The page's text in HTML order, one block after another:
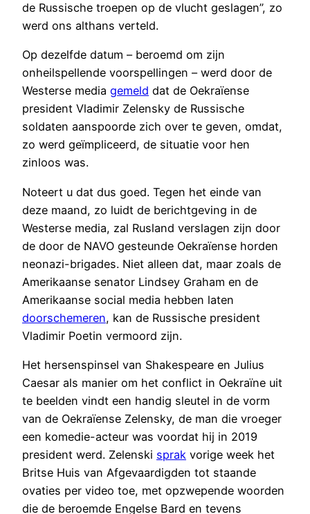
de Russische troepen op de vlucht geslagen”, zo
werd ons althans verteld.
Op dezelfde datum – beroemd om zijn
onheilspellende voorspellingen – werd door de
Westerse media gemeld dat de Oekraïense
president Vladimir Zelensky de Russische
soldaten aanspoorde zich over te geven, omdat,
zo werd geïmpliceerd, de situatie voor hen
zinloos was.
Noteert u dat dus goed. Tegen het einde van
deze maand, zo luidt de berichtgeving in de
Westerse media, zal Rusland verslagen zijn door
de door de NAVO gesteunde Oekraïense horden
neonazi-brigades. Niet alleen dat, maar zoals de
Amerikaanse senator Lindsey Graham en de
Amerikaanse social media hebben laten
doorschemeren, kan de Russische president
Vladimir Poetin vermoord zijn.
Het hersenspinsel van Shakespeare en Julius
Caesar als manier om het conflict in Oekraïne uit
te beelden vindt een handig sleutel in de vorm
van de Oekraïense Zelensky, de man die vroeger
een komedie-acteur was voordat hij in 2019
president werd. Zelenski sprak vorige week het
Britse Huis van Afgevaardigden tot staande
ovaties per video toe, met opzwepende woorden
die de beroemde Engelse Bard en tevens